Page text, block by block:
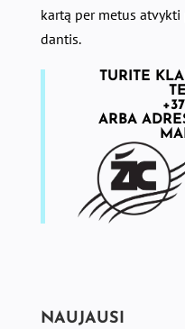
kartą per metus
dantis.
TURITE
ARBA
NAUJAUSI